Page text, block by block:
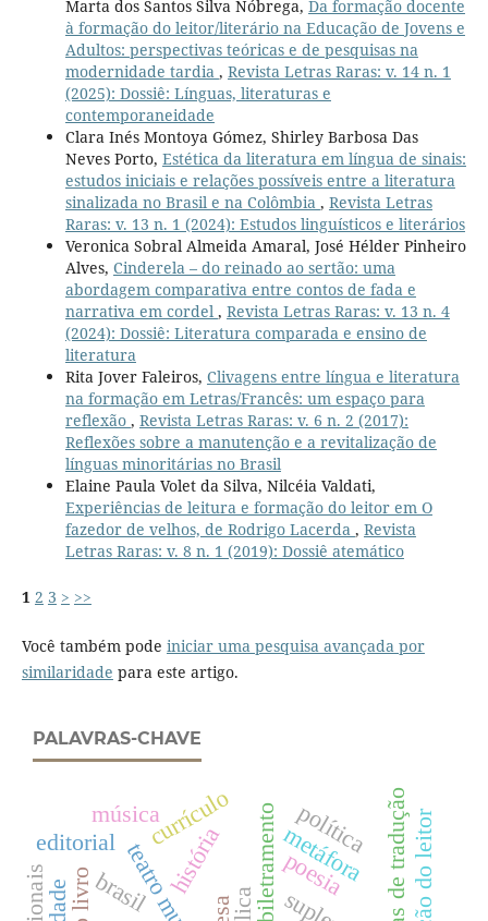
Marta dos Santos Silva Nóbrega, Da formação docente
à formação do leitor/literário na Educação de Jovens e
Adultos: perspectivas teóricas e de pesquisas na
modernidade tardia , Revista Letras Raras: v. 14 n. 1
(2025): Dossiê: Línguas, literaturas e
contemporaneidade
Clara Inés Montoya Gómez, Shirley Barbosa Das
Neves Porto, Estética da literatura em língua de sinais:
estudos iniciais e relações possíveis entre a literatura
sinalizada no Brasil e na Colômbia , Revista Letras
Raras: v. 13 n. 1 (2024): Estudos linguísticos e literários
Veronica Sobral Almeida Amaral, José Hélder Pinheiro
Alves, Cinderela – do reinado ao sertão: uma
abordagem comparativa entre contos de fada e
narrativa em cordel , Revista Letras Raras: v. 13 n. 4
(2024): Dossiê: Literatura comparada e ensino de
literatura
Rita Jover Faleiros, Clivagens entre língua e literatura
na formação em Letras/Francês: um espaço para
reflexão , Revista Letras Raras: v. 6 n. 2 (2017):
Reflexões sobre a manutenção e a revitalização de
línguas minoritárias no Brasil
Elaine Paula Volet da Silva, Nilcéia Valdati,
Experiências de leitura e formação do leitor em O
fazedor de velhos, de Rodrigo Lacerda , Revista
Letras Raras: v. 8 n. 1 (2019): Dossiê atemático
1 2 3 > >>
Você também pode iniciar uma pesquisa avançada por
similaridade para este artigo.
PALAVRAS-CHAVE
brasil história
editorial currículo biletramentopoesia
música
metáfora
política